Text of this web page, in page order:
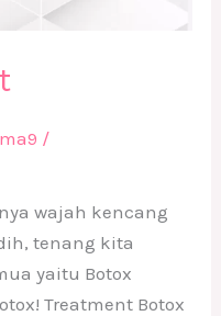
/
wajah kencang
tenang kita
yaitu Botox
Treatment Botox